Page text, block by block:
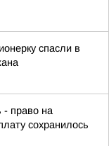
спасли в
- право на
сохранилось